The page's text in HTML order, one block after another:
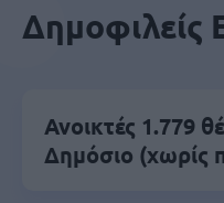
Δημοφιλείς
Ανοικτές 1.779
Δημόσιο (χωρίς